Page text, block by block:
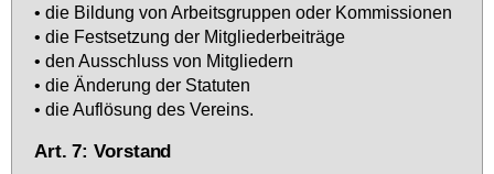
• die Bil­dung von Ar­beits­grup­pen oder Kom­mis­sio­nen
• die Fest­set­zung der Mit­glie­der­bei­trä­ge
• den Aus­schluss von Mit­glie­dern
• die Än­de­rung der Sta­tu­ten
• die Auf­lö­sung des Ver­eins.
Art. 7: Vorstand